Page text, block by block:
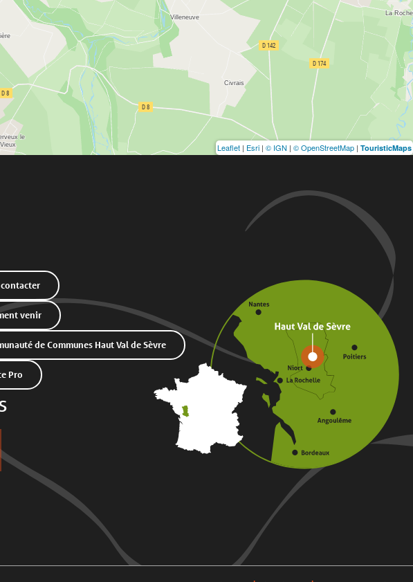
Leaflet | Esri | © IGN | © OpenStreetMap | TouristicMaps
contacter
venir
de Communes Haut Val de Sèvre
Pro